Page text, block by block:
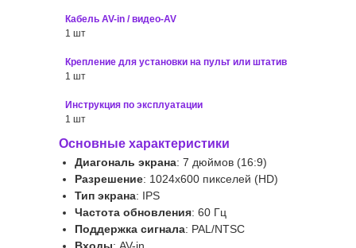
Кабель AV-in / видео-AV
1 шт
Крепление для установки на пульт или штатив
1 шт
Инструкция по эксплуатации
1 шт
Основные характеристики
Диагональ экрана: 7 дюймов (16:9)
Разрешение: 1024x600 пикселей (HD)
Тип экрана: IPS
Частота обновления: 60 Гц
Поддержка сигнала: PAL/NTSC